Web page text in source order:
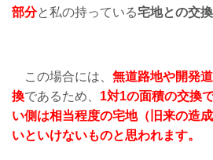
部分と私の持っている宅地との交換
この場合には、 無道路地や開発
換であるため、 1対1の面積の交換
い側は相当程度の宅地（旧来の造
いといけないものと思われます。